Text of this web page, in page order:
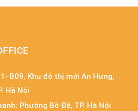
Khu đô thị mới An Hưng,
Hà Nội
Phường Bồ Đề, TP. Hà Nội